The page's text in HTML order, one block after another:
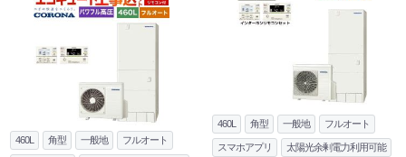
460L 角型 一般地 フルオート
460L 角型 一般地 フルオート
スマホアプリ 太陽光余剰電力利用可能